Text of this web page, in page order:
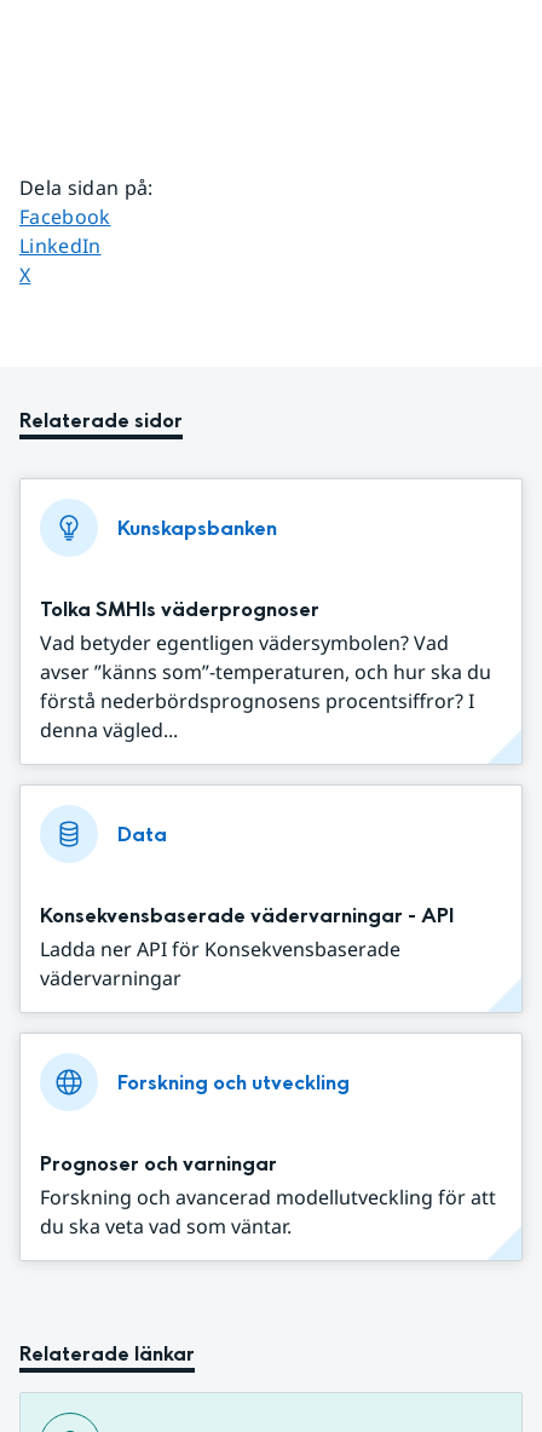
Dela sidan på:
Dela sidan på
Facebook
Dela sidan på
LinkedIn
Dela sidan på
X
Relaterade sidor
Kunskapsbanken
Tolka SMHIs väderprognoser
Vad betyder egentligen vädersymbolen? Vad
avser ”känns som”-temperaturen, och hur ska du
förstå nederbördsprognosens procentsiffror? I
denna vägled...
Data
Konsekvensbaserade vädervarningar - API
Ladda ner API för Konsekvensbaserade
vädervarningar
Forskning och utveckling
Prognoser och varningar
Forskning och avancerad modellutveckling för att
du ska veta vad som väntar.
Relaterade länkar